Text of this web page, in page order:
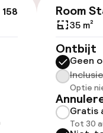
op
Room
35 m²
Ontbijt
Geen
Optie
Gratis
Tot 30